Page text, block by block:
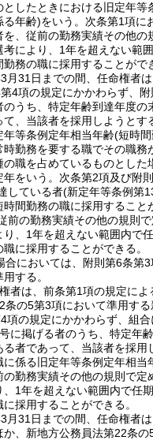
としたときにおける旧定年等
る年齢)をいう。次条第1項に
を、従前の勤務実績その他の
考により、1年を超えない範
務の職に採用することがで
月31日までの間、任命権者
4項の規定にかかわらず、
のうち、特定年齢到達年度の
て、当該者を採用しようとす
年等条例定年相当年齢(短時
時勤務を要する職でその職務
の職を占めているものとした
年をいう。次条第2項及び附
している者(新定年等条例第
時間勤務の職に採用すること
前の勤務実績その他の規則
り、1年を超えない範囲内で
に採用することができる。
合においては、附則第6条第
する。
者は、前条第1項の規定によ
条の5第3項において準用す
項の規定にかかわらず、組
に掲げる者のうち、特定年
る者であって、当該者を採用
に係る旧定年等条例定年相当
の勤務実績その他の規則で定
、1年を超えない範囲内で任
採用することができる。
月31日までの間、任命権者
か、新地方公務員法第22条